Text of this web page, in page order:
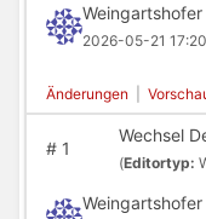
Weingartshofer
2026-05-21
Änderungen
#1
Wechsel
(Editortyp:
Weingartshofer